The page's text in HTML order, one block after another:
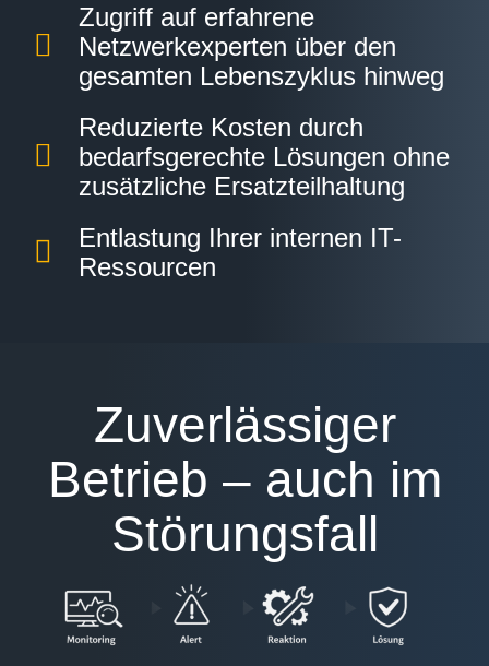
Zugriff auf erfahrene
Netzwerkexperten über den
gesamten Lebenszyklus hinweg
Reduzierte Kosten durch
bedarfsgerechte Lösungen ohne
zusätzliche Ersatzteilhaltung
Entlastung Ihrer internen IT-
Ressourcen
Zuverlässiger
Betrieb – auch im
Störungsfall